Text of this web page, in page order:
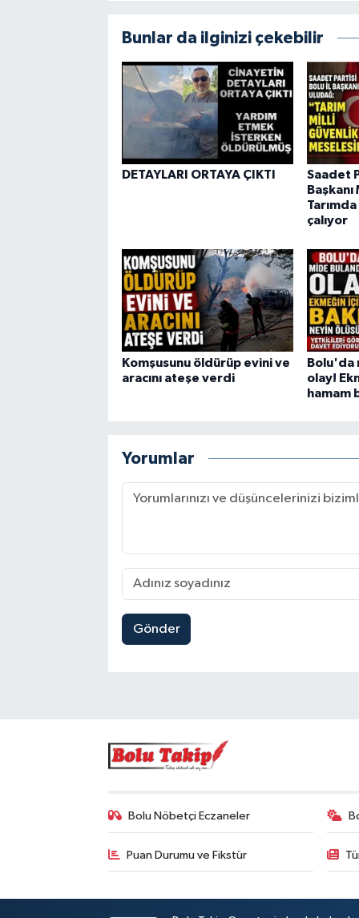
Bunlar da ilginizi çekebilir
DETAYLARI ORTAYA ÇIKTI
Saadet
çalıyor
Komşusunu öldürüp evini ve
aracını ateşe verdi
Bolu'da
olay!
hamam
Yorumlar
Gönder
Bolu Nöbetçi Eczaneler
Puan Durumu ve Fikstür